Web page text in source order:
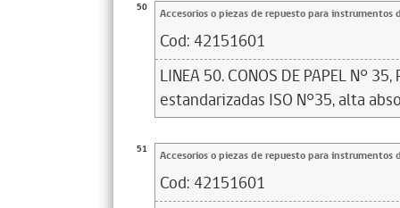
50 Accesorios o piezas de repuesto para instrumentos
Cod: 42151601
LINEA 50. CONOS DE PAPEL N°
estandarizadas ISO N°35, alta
51 Accesorios o piezas de repuesto para instrumentos
Cod: 42151601